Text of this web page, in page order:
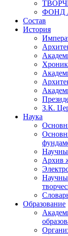
ФОНД
Состав
История
З.К.
Наука
Архив
Образование